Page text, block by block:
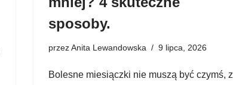
sposoby.
przezAnita Lewandowska 9 lipca, 2026
Bolesne miesiączki nie muszą być czymś, z